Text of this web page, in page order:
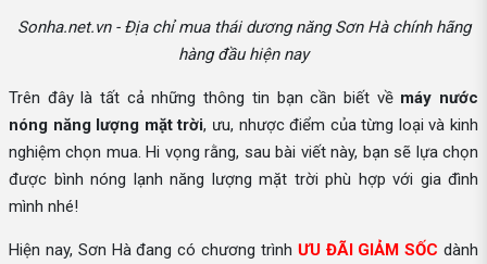
Sonha.net.vn - Địa chỉ mua thái dương năng Sơn Hà chính hãng
hàng đầu hiện nay
Trên đây là tất cả những thông tin bạn cần biết về máy nước
nóng năng lượng mặt trời, ưu, nhược điểm của từng loại và kinh
nghiệm chọn mua. Hi vọng rằng, sau bài viết này, bạn sẽ lựa chọn
được bình nóng lạnh năng lượng mặt trời phù hợp với gia đình
mình nhé!
Hiện nay, Sơn Hà đang có chương trình ƯU ĐÃI GIẢM SỐC dành